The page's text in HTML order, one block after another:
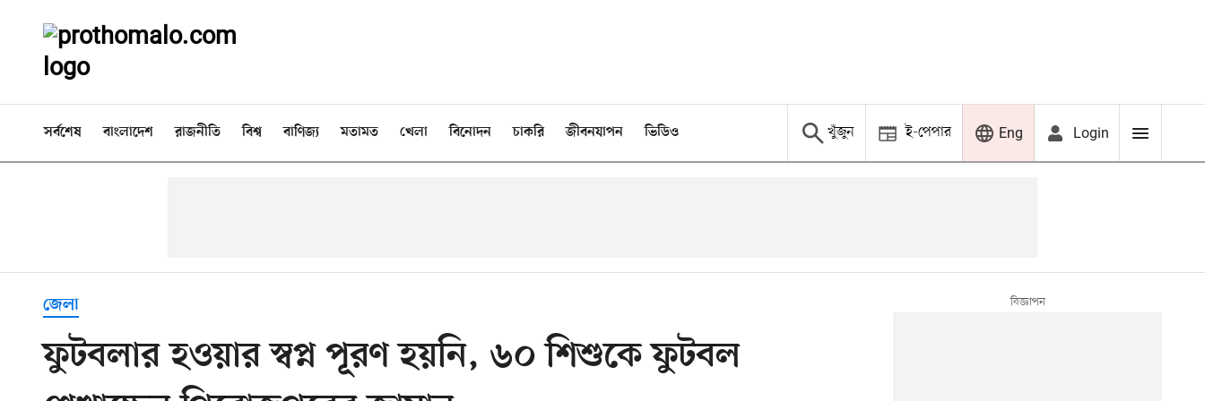
সর্বশেষ বাংলাদেশ রাজনীতি বিশ্ব বাণিজ্য মতামত খেলা বিনোদন চাকরি জীবনযাপন ভিডিও খুঁজুন ই-পেপার Eng Login
জেলা
ফুটবলার হওয়ার স্বপ্ন পূরণ হয়নি, ৬০ শিশুকে ফুটবল